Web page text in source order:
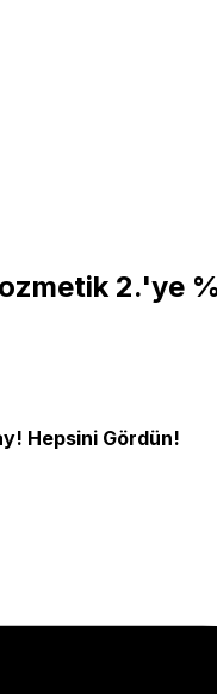
2.'ye
Hepsini Gördün!